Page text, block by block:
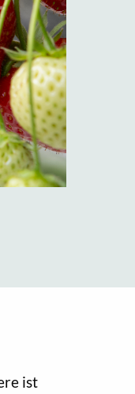
ist